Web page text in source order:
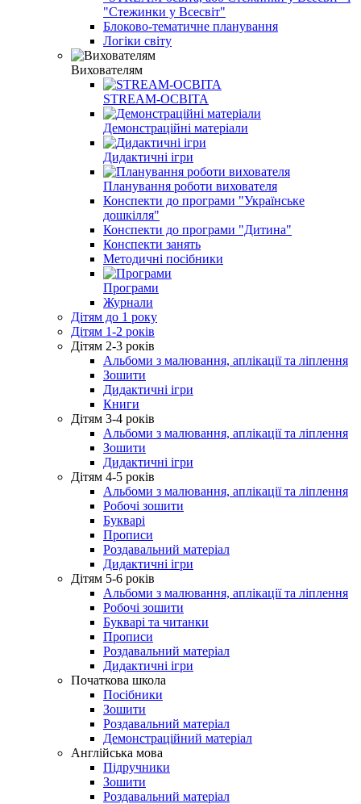
"Стежинки у Всесвіт"
Блоково-тематичне планування
Логіки світу
Вихователям
STREAM-ОСВІТА
Демонстраційні матеріали
Дидактичні ігри
Планування роботи вихователя
Конспекти до програми "Українське
дошкілля"
Конспекти до програми "Дитина"
Конспекти занять
Методичні посібники
Програми
Журнали
Дітям до 1 року
Дітям 1-2 років
Дітям 2-3 років
Альбоми з малювання, аплікації та ліплення
Зошити
Дидактичні ігри
Книги
Дітям 3-4 років
Альбоми з малювання, аплікації та ліплення
Зошити
Дидактичні ігри
Дітям 4-5 років
Альбоми з малювання, аплікації та ліплення
Робочі зошити
Букварі
Прописи
Роздавальний матеріал
Дидактичні ігри
Дітям 5-6 років
Альбоми з малювання, аплікації та ліплення
Робочі зошити
Букварі та читанки
Прописи
Роздавальний матеріал
Дидактичні ігри
Початкова школа
Посібники
Зошити
Роздавальний матеріал
Демонстраційний матеріал
Англійська мова
Підручники
Зошити
Роздавальний матеріал